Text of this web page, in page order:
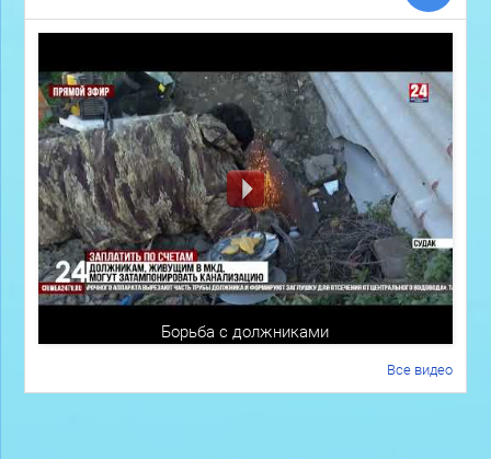
Борьба с должниками
Все видео